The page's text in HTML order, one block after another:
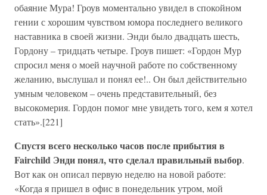
обаяние Мура! Гроув моментально увидел в спокойном
гении с хорошим чувством юмора последнего великого
наставника в своей жизни. Энди было двадцать шесть,
Гордону – тридцать четыре. Гроув пишет: «Гордон Мур
спросил меня о моей научной работе по собственному
желанию, выслушал и понял ее!.. Он был действительно
умным человеком – очень представительный, без
высокомерия. Гордон помог мне увидеть того, кем я хотел
стать».[221]
Спустя всего несколько часов после прибытия в
Fairchild Энди понял, что сделал правильный выбор.
Вот как он описал первую неделю на новой работе:
«Когда я пришел в офис в понедельник утром, мой